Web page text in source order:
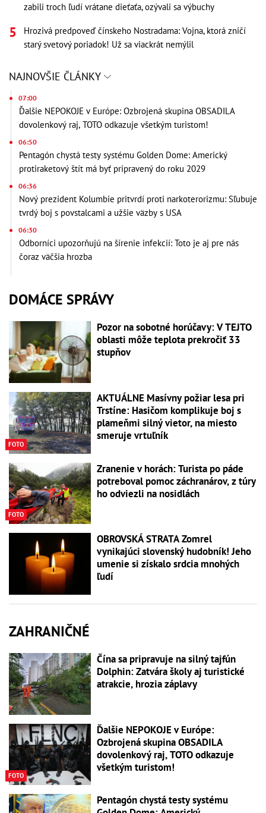
zabili troch ľudí vrátane dieťaťa, ozývali sa výbuchy
Hrozivá predpoveď čínskeho Nostradama: Vojna, ktorá zničí
starý svetový poriadok! Už sa viackrát nemýlil
NAJNOVŠIE ČLÁNKY
07:00
Ďalšie NEPOKOJE v Európe: Ozbrojená skupina OBSADILA
dovolenkový raj, TOTO odkazuje všetkým turistom!
06:50
Pentagón chystá testy systému Golden Dome: Americký
protiraketový štít má byť pripravený do roku 2029
06:36
Nový prezident Kolumbie pritvrdí proti narkoterorizmu: Sľubuje
tvrdý boj s povstalcami a užšie väzby s USA
06:30
Odborníci upozorňujú na šírenie infekcií: Toto je aj pre nás
čoraz väčšia hrozba
DOMÁCE SPRÁVY
Pozor na sobotné horúčavy: V TEJTO
oblasti môže teplota prekročiť 33
stupňov
FOTO
AKTUÁLNE Masívny požiar lesa pri
Trstíne: Hasičom komplikuje boj s
plameňmi silný vietor, na miesto
smeruje vrtuľník
FOTO
Zranenie v horách: Turista po páde
potreboval pomoc záchranárov, z túry
ho odviezli na nosidlách
OBROVSKÁ STRATA Zomrel
vynikajúci slovenský hudobník! Jeho
umenie si získalo srdcia mnohých
ľudí
ZAHRANIČNÉ
Čína sa pripravuje na silný tajfún
Dolphin: Zatvára školy aj turistické
atrakcie, hrozia záplavy
FOTO
Ďalšie NEPOKOJE v Európe:
Ozbrojená skupina OBSADILA
dovolenkový raj, TOTO odkazuje
všetkým turistom!
Pentagón chystá testy systému